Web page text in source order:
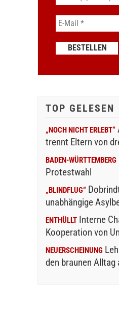
TOP GELESEN
„NOCH NICHT ERLEBT“
trennt Eltern von
BADEN-WÜRTTEMBERG
Protestwahl
„BLINDFLUG“
unabhängige
ENTHÜLLT Interne
Kooperation von
NEUERSCHEINUNG
den braunen Alltag